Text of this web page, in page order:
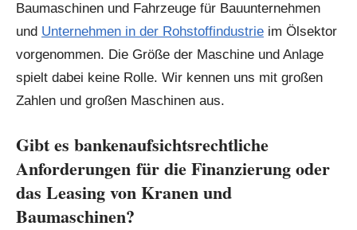
Baumaschinen und Fahrzeuge für Bauunternehmen
und Unternehmen in der Rohstoffindustrie im Ölsektor
vorgenommen. Die Größe der Maschine und Anlage
spielt dabei keine Rolle. Wir kennen uns mit großen
Zahlen und großen Maschinen aus.
Gibt es bankenaufsichtsrechtliche
Anforderungen für die Finanzierung oder
das Leasing von Kranen und
Baumaschinen?